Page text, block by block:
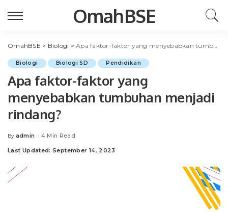
OmahBSE
OmahBSE > Biologi >Apa faktor-faktor yang menyebabkan tumbuhan menjadi rindang?
Biologi Biologi SD Pendidikan
Apa faktor-faktor yang
menyebabkan tumbuhan menjadi
rindang?
Posted
By admin 4 Min Read
Last Updated: September 14, 2023